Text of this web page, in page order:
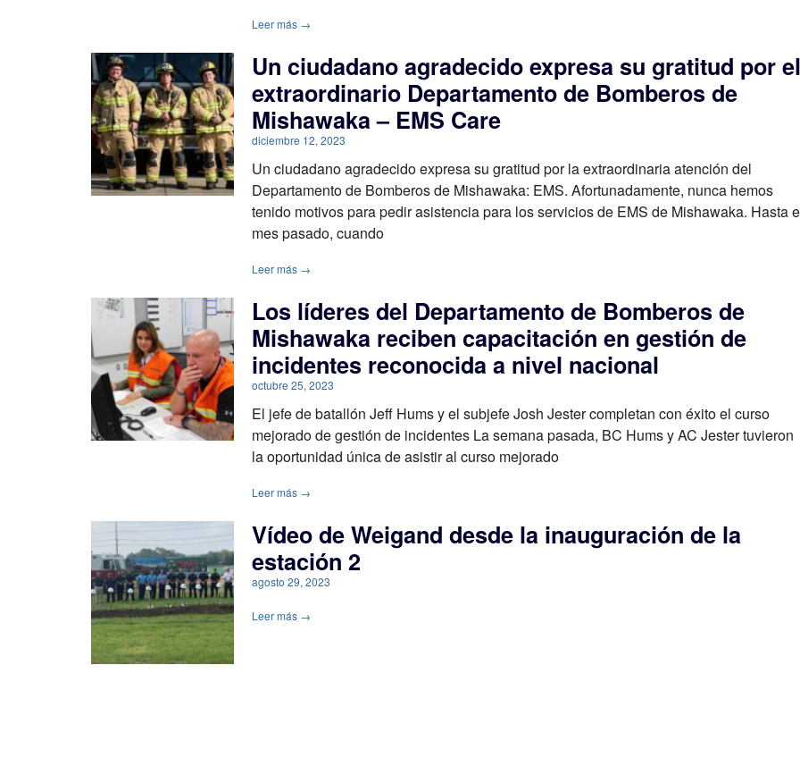
Leer más →
Un ciudadano agradecido expresa su gratitud por el
extraordinario Departamento de Bomberos de
Mishawaka – EMS Care
diciembre 12, 2023
Un ciudadano agradecido expresa su gratitud por la extraordinaria atención del
Departamento de Bomberos de Mishawaka: EMS. Afortunadamente, nunca hemos
tenido motivos para pedir asistencia para los servicios de EMS de Mishawaka. Hasta
mes pasado, cuando
Leer más →
Los líderes del Departamento de Bomberos de
Mishawaka reciben capacitación en gestión de
incidentes reconocida a nivel nacional
octubre 25, 2023
El jefe de batallón Jeff Hums y el subjefe Josh Jester completan con éxito el curso
mejorado de gestión de incidentes La semana pasada, BC Hums y AC Jester tuvieron
la oportunidad única de asistir al curso mejorado
Leer más →
Vídeo de Weigand desde la inauguración de la
estación 2
agosto 29, 2023
Leer más →